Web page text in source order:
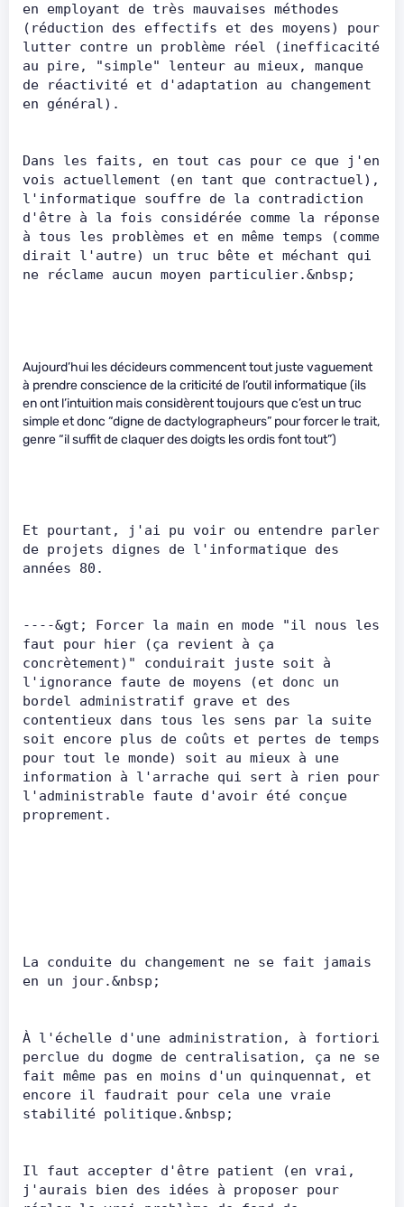
en employant de très mauvaises méthodes
(réduction des effectifs et des moyens) pour
lutter contre un problème réel (inefficacité
au pire, "simple" lenteur au mieux, manque
de réactivité et d'adaptation au changement
en général).
Dans les faits, en tout cas pour ce que j'en
vois actuellement (en tant que contractuel),
l'informatique souffre de la contradiction
d'être à la fois considérée comme la réponse
à tous les problèmes et en même temps (comme
dirait l'autre) un truc bête et méchant qui
ne réclame aucun moyen particulier.&nbsp;
Aujourd’hui les décideurs commencent tout juste vaguement
à prendre conscience de la criticité de l’outil informatique (ils
en ont l’intuition mais considèrent toujours que c’est un truc
simple et donc “digne de dactylographeurs” pour forcer le trait,
genre “il suffit de claquer des doigts les ordis font tout”)
Et pourtant, j'ai pu voir ou entendre parler
de projets dignes de l'informatique des
années 80.
----&gt; Forcer la main en mode "il nous les
faut pour hier (ça revient à ça
concrètement)" conduirait juste soit à
l'ignorance faute de moyens (et donc un
bordel administratif grave et des
contentieux dans tous les sens par la suite
soit encore plus de coûts et pertes de temps
pour tout le monde) soit au mieux à une
information à l'arrache qui sert à rien pour
l'administrable faute d'avoir été conçue
proprement.
La conduite du changement ne se fait jamais
en un jour.&nbsp;
À l'échelle d'une administration, à fortiori
perclue du dogme de centralisation, ça ne se
fait même pas en moins d'un quinquennat, et
encore il faudrait pour cela une vraie
stabilité politique.&nbsp;
Il faut accepter d'être patient (en vrai,
j'aurais bien des idées à proposer pour